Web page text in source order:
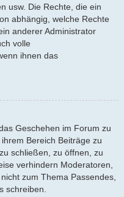
usw. Die Rechte, die ein
abhängig, welche Rechte
anderer Administrator
volle
ihnen das
Geschehen im Forum zu
Bereich Beiträge zu
schließen, zu öffnen, zu
verhindern Moderatoren,
zum Thema Passendes,
schreiben.